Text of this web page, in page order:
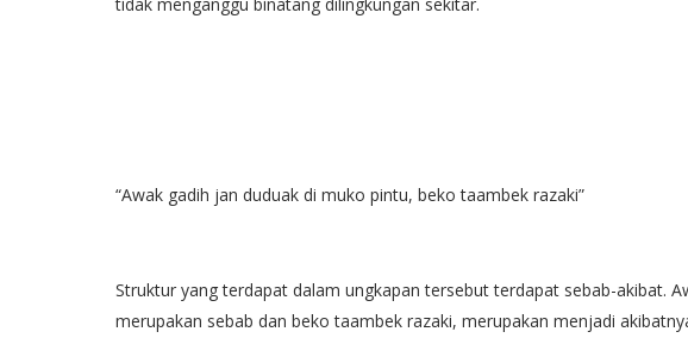
“Awak gadih jan duduak di muko pintu, beko taambek razaki”
Struktur yang terdapat dalam ungkapan tersebut terdapat sebab-akibat.
merupakan sebab dan beko taambek razaki, merupakan menjadi